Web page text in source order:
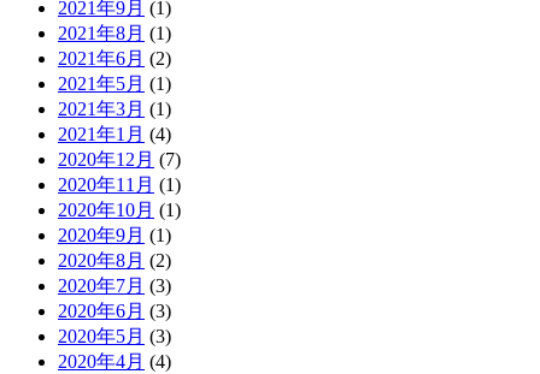
2021年9月 (1)
2021年8月 (1)
2021年6月 (2)
2021年5月 (1)
2021年3月 (1)
2021年1月 (4)
2020年12月 (7)
2020年11月 (1)
2020年10月 (1)
2020年9月 (1)
2020年8月 (2)
2020年7月 (3)
2020年6月 (3)
2020年5月 (3)
2020年4月 (4)